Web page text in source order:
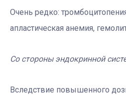
Очень редко:
апластическая анемия,
Со стороны эндокринной
Вследствие повышенного